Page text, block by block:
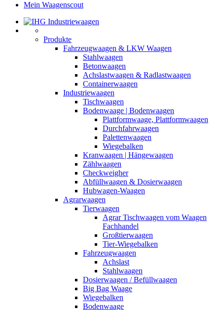
Mein Waagenscout
Produkte
Fahrzeugwaagen & LKW Waagen
Stahlwaagen
Betonwaagen
Achslastwaagen & Radlastwaagen
Containerwaagen
Industriewaagen
Tischwaagen
Bodenwaage | Bodenwaagen
Plattformwaage, Plattformwaagen
Durchfahrwaagen
Palettenwaagen
Wiegebalken
Kranwaagen | Hängewaagen
Zählwaagen
Checkweigher
Abfüllwaagen & Dosierwaagen
Hubwagen-Waagen
Agrarwaagen
Tierwaagen
Agrar Tischwaagen vom Waagen
Fachhandel
Großtierwaagen
Tier-Wiegebalken
Fahrzeugwaagen
Achslast
Stahlwaagen
Dosierwaagen / Befüllwaagen
Big Bag Waage
Wiegebalken
Bodenwaage